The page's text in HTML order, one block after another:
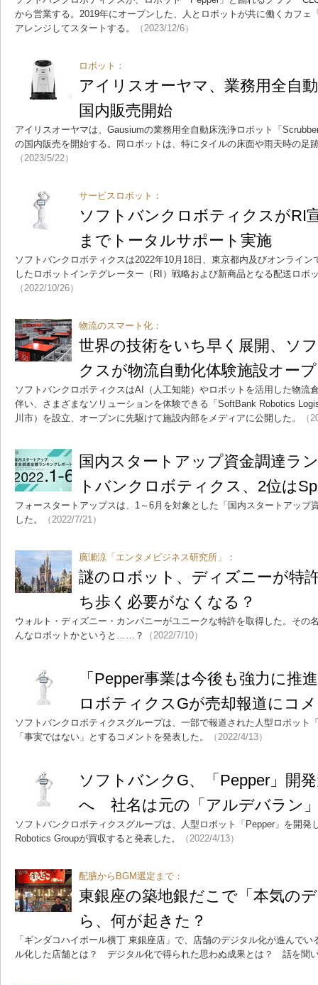
から営業する。2019年にオープンした、人とロボットが共に働くカフェ
アレンジしてスタートする。
（2023/12/6）
ロボット：
アイリスオーヤマ、業務用全自
国内販売開始
アイリスオーヤマは、Gausiumの業務用全自動床洗浄ロボット「
の国内販売を開始する。同ロボットは、特にタイルの床面や雨天時の足
（2023/5/22）
サービスロボット：
ソフトバンクロボティクスがRI
までトータルサポート実施
ソフトバンクロボティクスは2022年10月18日、東京都内及びオンライ
したロボットインテグレーター（RI）戦略および新商品となる配送ロボ
（2022/10/26）
物流のスマート化：
世界の技術をいち早く展開、ソ
クスが物流自動化体験施設オー
ソフトバンクロボティクスはAI（人工知能）やロボットを活用した物流
伴い、さまざまなソリューションを体験できる「SoftBank Robotics
川市）を設立、オープンに先駆けて施設内部をメディアに公開した。
（
国内スタートアップ資金調達ラ
トバンクロボティクス、2位は
フォースタートアップスは、1～6月を対象とした「国内スタートアップ
した。
（2022/7/21）
廣瀬涼「エンタメビジネス研究所」：
謎のロボット、ディズニーが特
ち歩く必要がなくなる？
ウォルト・ディズニー・カンパニーがユニークな特許を取得した。その
んなロボットかというと……？
（2022/7/10）
「Pepper事業は今後も強力に
ロボティクスGが売却報道にコ
ソフトバンクロボティクスグループは、一部で報道された人型ロボット
「事実ではない」とするコメントを発表した。
（2022/4/13）
ソフトバンクG、「Pepper」開
へ 社名は元の「アルデバラン
ソフトバンクロボティクスグループは、人型ロボット「Pepper」を開発
Robotics Groupが買収すると発表した。
（2022/4/13）
配膳からBGM選定まで：
東銀座の築地銀だこで「本気の
ら、何が起きた？
「ギンダコハイボール横丁 東銀座店」で、店舗のデジタル化が進んで
ル化した店舗とは？ デジタル化で得られた思わぬ成果とは？ 話を聞